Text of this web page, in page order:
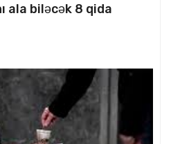
ala biləcək 8 qida